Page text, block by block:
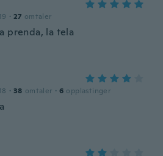
· 27 omtaler
prenda, la tela
· 38 omtaler · 6 opplastinger